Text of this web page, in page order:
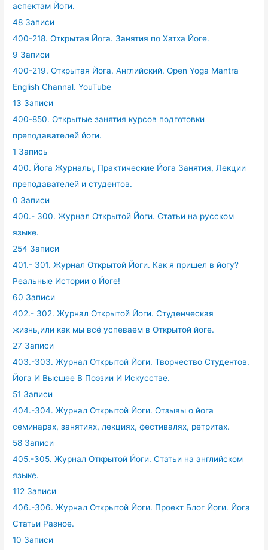
аспектам Йоги.
48 Записи
400-218. Открытая Йога. Занятия по Хатха Йоге.
9 Записи
400-219. Открытая Йога. Английский. Open Yoga Mantra
English Channal. YouTube
13 Записи
400-850. Открытые занятия курсов подготовки
преподавателей йоги.
1 Запись
400. Йога Журналы, Практические Йога Занятия, Лекции
преподавателей и студентов.
0 Записи
400.- 300. Журнал Открытой Йоги. Статьи на русском
языке.
254 Записи
401.- 301. Журнал Открытой Йоги. Как я пришел в йогу?
Реальные Истории о Йоге!
60 Записи
402.- 302. Журнал Открытой Йоги. Студенческая
жизнь,или как мы всё успеваем в Открытой йоге.
27 Записи
403.-303. Журнал Открытой Йоги. Творчество Студентов.
Йога И Высшее В Поэзии И Искусстве.
51 Записи
404.-304. Журнал Открытой Йоги. Отзывы о йога
семинарах, занятиях, лекциях, фестивалях, ретритах.
58 Записи
405.-305. Журнал Открытой Йоги. Статьи на английском
языке.
112 Записи
406.-306. Журнал Открытой Йоги. Проект Блог Йоги. Йога
Статьи Разное.
10 Записи